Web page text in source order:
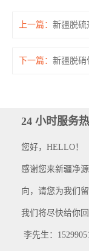
上一篇：
下一篇：
24 小时服务
您好，HELLO！
感谢您来新疆净
向，请您为我们
我们将尽快给你
李先生：